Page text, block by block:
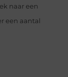
naar een
een aantal